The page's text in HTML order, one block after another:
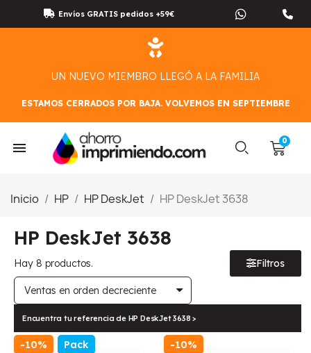
Envíos GRATIS pedidos +59€
UN NUEVO MIEMBRO LLEGÓ A LA FAMILIA
ESTAMOS CERRADOS POR BAJA. VOLVEMOS EN SEPTIEMBRE
Inicio HP HP DeskJet HP DeskJet 3638
HP DeskJet 3638
Hay 8 productos. Filtros
Encuentra tu referencia de HP DeskJet 3638 >
-10% Pack -10%